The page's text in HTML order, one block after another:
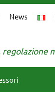
News